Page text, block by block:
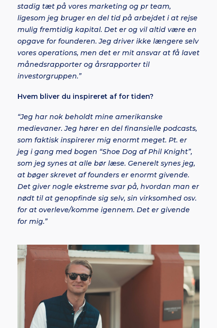
stadig tæt på vores marketing og pr team,
ligesom jeg bruger en del tid på arbejdet i at rejse
mulig fremtidig kapital. Det er og vil altid være en
opgave for founderen. Jeg driver ikke længere selv
vores operations, men det er mit ansvar at få lavet
månedsrapporter og årsrapporter til
investorgruppen.”
Hvem bliver du inspireret af for tiden?
“Jeg har nok beholdt mine amerikanske
medievaner. Jeg hører en del finansielle podcasts,
som faktisk inspirerer mig enormt meget. Pt. er
jeg i gang med bogen “Shoe Dog af Phil Knight”,
som jeg synes at alle bør læse. Generelt synes jeg,
at bøger skrevet af founders er enormt givende.
Det giver nogle ekstreme svar på, hvordan man er
nødt til at genopfinde sig selv, sin virksomhed osv.
for at overleve/komme igennem. Det er givende
for mig.”